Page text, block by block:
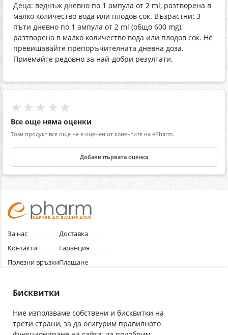
Деца: веднъж дневно по 1 ампула от 2 ml, разтворена в
малко количество вода или плодов сок. Възрастни: 3
пъти дневно по 1 ампула от 2 ml (общо 600 mg),
разтворена в малко количество вода или плодов сок. Не
превишавайте препоръчителната дневна доза.
Приемайте редовно за най-добри резултати.
★★★★★
Все още няма оценки
Този продукт все още не е оценен от клиентите на ePharm.
Добави първата оценка
За нас
Контакти
Полезни връзки
Общи условия
Доставка
Гаранция
Плащане
Абонирай се за нашия бюлетин
Бисквитки
Ние използваме собствени и бисквитки на
трети страни, за да осигурим правилното